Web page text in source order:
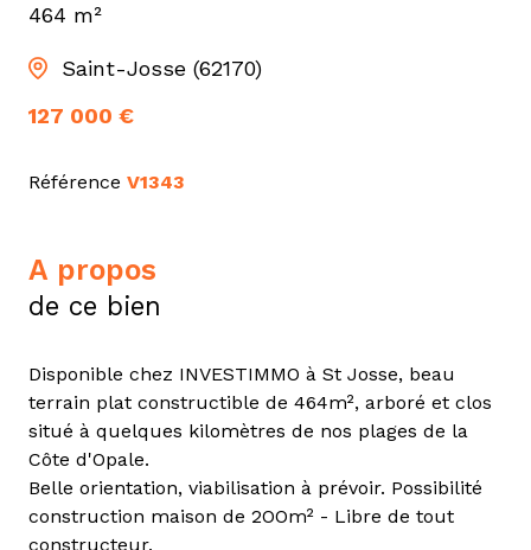
464 m²
Saint-Josse (62170)
127 000 €
Référence V1343
a propos
de ce bien
Disponible chez INVESTIMMO à St Josse, beau
terrain plat constructible de 464m², arboré et clos
situé à quelques kilomètres de nos plages de la
Côte d'Opale.
Belle orientation, viabilisation à prévoir. Possibilité
construction maison de 2OOm² - Libre de tout
constructeur.